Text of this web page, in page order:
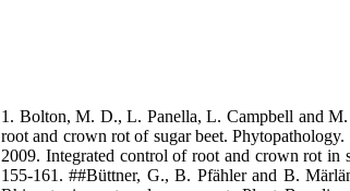
1. Bolton, M. D., L. Panella, L. Campbell and
root and crown rot of sugar beet.
2009. Integrated control of root and crown rot in
155-161. ##Büttner, G., B. Pfähler and B.